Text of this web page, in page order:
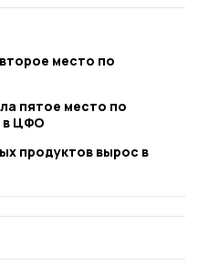
место по
пятое место по
в ЦФО
продуктов вырос в